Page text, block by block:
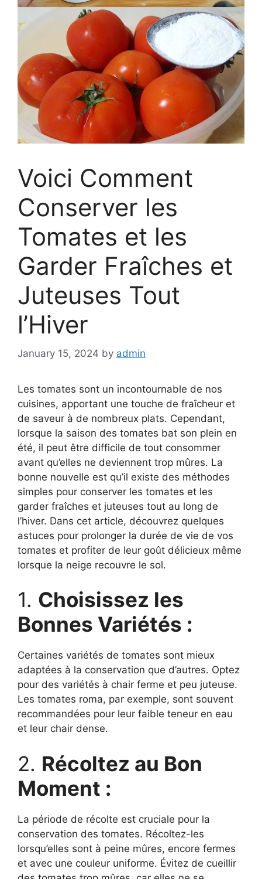
Voici Comment
Conserver les
Tomates et les
Garder Fraîches et
Juteuses Tout
l’Hiver
January 15, 2024 by admin
Les tomates sont un incontournable de nos
cuisines, apportant une touche de fraîcheur et
de saveur à de nombreux plats. Cependant,
lorsque la saison des tomates bat son plein en
été, il peut être difficile de tout consommer
avant qu’elles ne deviennent trop mûres. La
bonne nouvelle est qu’il existe des méthodes
simples pour conserver les tomates et les
garder fraîches et juteuses tout au long de
l’hiver. Dans cet article, découvrez quelques
astuces pour prolonger la durée de vie de vos
tomates et profiter de leur goût délicieux même
lorsque la neige recouvre le sol.
1. Choisissez les
Bonnes Variétés :
Certaines variétés de tomates sont mieux
adaptées à la conservation que d’autres. Optez
pour des variétés à chair ferme et peu juteuse.
Les tomates roma, par exemple, sont souvent
recommandées pour leur faible teneur en eau
et leur chair dense.
2. Récoltez au Bon
Moment :
La période de récolte est cruciale pour la
conservation des tomates. Récoltez-les
lorsqu’elles sont à peine mûres, encore fermes
et avec une couleur uniforme. Évitez de cueillir